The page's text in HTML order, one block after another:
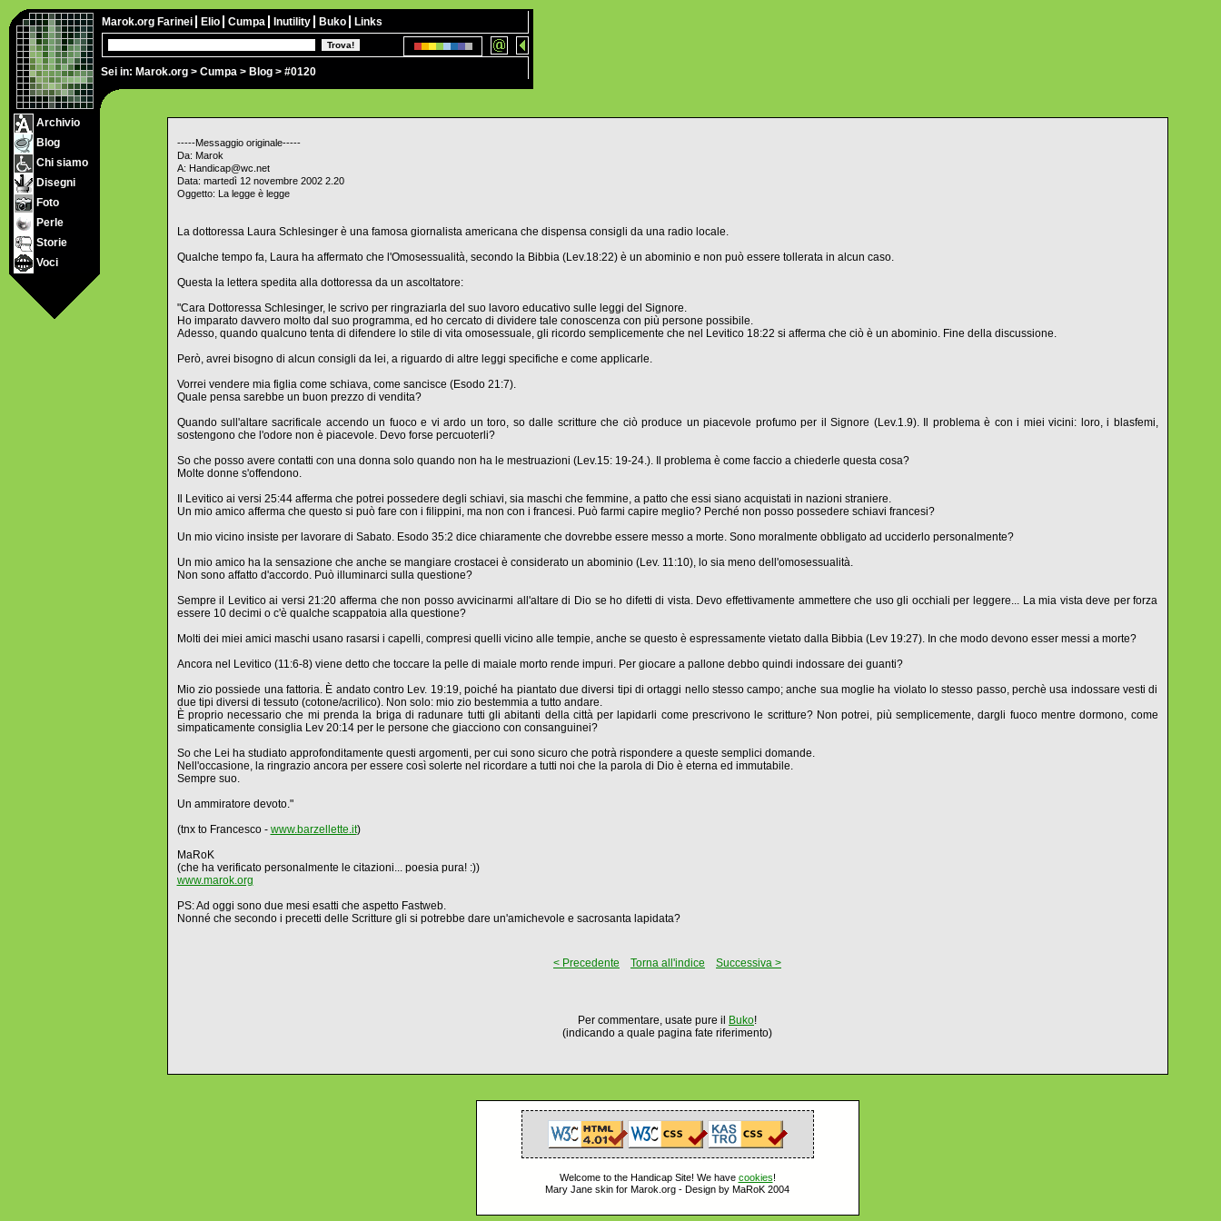
Sei in: Marok.org > Cumpa > Blog > #0120
Marok.org Farinei Elio Cumpa Inutility Buko Links
Archivio
Blog
Chi siamo
Disegni
Foto
Perle
Storie
Voci
-----Messaggio originale-----
Da: Marok
A: Handicap@wc.net
Data: martedì 12 novembre 2002 2.20
Oggetto: La legge è legge
La dottoressa Laura Schlesinger è una famosa giornalista americana che dispensa consigli da una radio locale.
Qualche tempo fa, Laura ha affermato che l'Omosessualità, secondo la Bibbia (Lev.18:22) è un abominio e non può essere tollerata in alcun caso.
Questa la lettera spedita alla dottoressa da un ascoltatore:
"Cara Dottoressa Schlesinger, le scrivo per ringraziarla del suo lavoro educativo sulle leggi del Signore.
Ho imparato davvero molto dal suo programma, ed ho cercato di dividere tale conoscenza con più persone possibile.
Adesso, quando qualcuno tenta di difendere lo stile di vita omosessuale, gli ricordo semplicemente che nel Levitico 18:22 si afferma che ciò è un abominio. Fine della discussione.
Però, avrei bisogno di alcun consigli da lei, a riguardo di altre leggi specifiche e come applicarle.
Vorrei vendere mia figlia come schiava, come sancisce (Esodo 21:7).
Quale pensa sarebbe un buon prezzo di vendita?
Quando sull'altare sacrificale accendo un fuoco e vi ardo un toro, so dalle scritture che ciò produce un piacevole profumo per il Signore (Lev.1.9). Il problema è con i miei vicini: loro, i blasfemi,
sostengono che l'odore non è piacevole. Devo forse percuoterli?
So che posso avere contatti con una donna solo quando non ha le mestruazioni (Lev.15: 19-24.). Il problema è come faccio a chiederle questa cosa?
Molte donne s'offendono.
Il Levitico ai versi 25:44 afferma che potrei possedere degli schiavi, sia maschi che femmine, a patto che essi siano acquistati in nazioni straniere.
Un mio amico afferma che questo si può fare con i filippini, ma non con i francesi. Può farmi capire meglio? Perché non posso possedere schiavi francesi?
Un mio vicino insiste per lavorare di Sabato. Esodo 35:2 dice chiaramente che dovrebbe essere messo a morte. Sono moralmente obbligato ad ucciderlo personalmente?
Un mio amico ha la sensazione che anche se mangiare crostacei è considerato un abominio (Lev. 11:10), lo sia meno dell'omosessualità.
Non sono affatto d'accordo. Può illuminarci sulla questione?
Sempre il Levitico ai versi 21:20 afferma che non posso avvicinarmi all'altare di Dio se ho difetti di vista. Devo effettivamente ammettere che uso gli occhiali per leggere... La mia vista deve per forza
essere 10 decimi o c'è qualche scappatoia alla questione?
Molti dei miei amici maschi usano rasarsi i capelli, compresi quelli vicino alle tempie, anche se questo è espressamente vietato dalla Bibbia (Lev 19:27). In che modo devono esser messi a morte?
Ancora nel Levitico (11:6-8) viene detto che toccare la pelle di maiale morto rende impuri. Per giocare a pallone debbo quindi indossare dei guanti?
Mio zio possiede una fattoria. È andato contro Lev. 19:19, poiché ha piantato due diversi tipi di ortaggi nello stesso campo; anche sua moglie ha violato lo stesso passo, perchè usa indossare vesti di
due tipi diversi di tessuto (cotone/acrilico). Non solo: mio zio bestemmia a tutto andare.
È proprio necessario che mi prenda la briga di radunare tutti gli abitanti della città per lapidarli come prescrivono le scritture? Non potrei, più semplicemente, dargli fuoco mentre dormono, come
simpaticamente consiglia Lev 20:14 per le persone che giacciono con consanguinei?
So che Lei ha studiato approfonditamente questi argomenti, per cui sono sicuro che potrà rispondere a queste semplici domande.
Nell'occasione, la ringrazio ancora per essere così solerte nel ricordare a tutti noi che la parola di Dio è eterna ed immutabile.
Sempre suo.
Un ammiratore devoto."
(tnx to Francesco - www.barzellette.it)
MaRoK
(che ha verificato personalmente le citazioni... poesia pura! :))
www.marok.org
PS: Ad oggi sono due mesi esatti che aspetto Fastweb.
Nonné che secondo i precetti delle Scritture gli si potrebbe dare un'amichevole e sacrosanta lapidata?
< Precedente Torna all'indice Successiva >
Per commentare, usate pure il Buko!
(indicando a quale pagina fate riferimento)
Welcome to the Handicap Site! We have cookies!
Mary Jane skin for Marok.org - Design by MaRoK 2004